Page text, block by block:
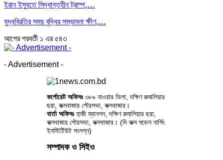
ইরান ইস্যুতে সিদ্ধান্তহীন ট্রাম্প,…
যুদ্ধবিরতির সময় বৃদ্ধির সম্ভাবনা ক্ষীণ,…
আগেরপরবর্তী ১ এর ৫৪৩
- Advertisement -
কর্পোরেট অফিসঃ ৩৮৯ নাওয়ার ভিলা, দক্ষিণ রুমালিয়ার
ছরা, কক্সবাজার পৌরসভা, কক্সবাজার।
বার্তা অফিসঃহাজী ম্যানশন, দক্ষিণ রুমালিয়ার ছরা,
কক্সবাজার পৌরসভা, কক্সবাজার। (দি কক্স মডেল নার্সিং
ইনস্টিটিউট সংলগ্ন)
সম্পাদক ও সিইও